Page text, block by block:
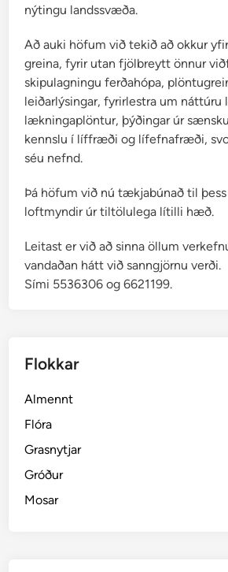
nýtingu landssvæða.
Að auki höfum við tekið að okkur
greina, fyrir utan fjölbreytt önnur
skipulagningu ferðahópa,
leiðarlýsingar, fyrirlestra um náttúru
lækningaplöntur, þýðingar úr
kennslu í líffræði og lífefnafræði,
séu nefnd.
Þá höfum við nú tækjabúnað til þess
loftmyndir úr tiltölulega lítilli hæð.
Leitast er við að sinna öllum
vandaðan hátt við sanngjörnu verði.
Sími 5536306 og 6621199.
Flokkar
Almennt
Flóra
Grasnytjar
Gróður
Mosar